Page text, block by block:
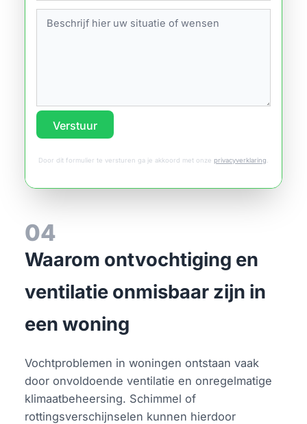
Verstuur
Door dit formulier te versturen ga je akkoord met onze privacyverklaring.
04
Waarom ontvochtiging en
ventilatie onmisbaar zijn in
een woning
Vochtproblemen in woningen ontstaan vaak
door onvoldoende ventilatie en onregelmatige
klimaatbeheersing. Schimmel of
rottingsverschijnselen kunnen hierdoor